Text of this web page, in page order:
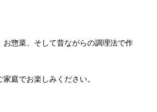
お惣菜、そして昔ながらの調理法で作
庭でお楽しみください。